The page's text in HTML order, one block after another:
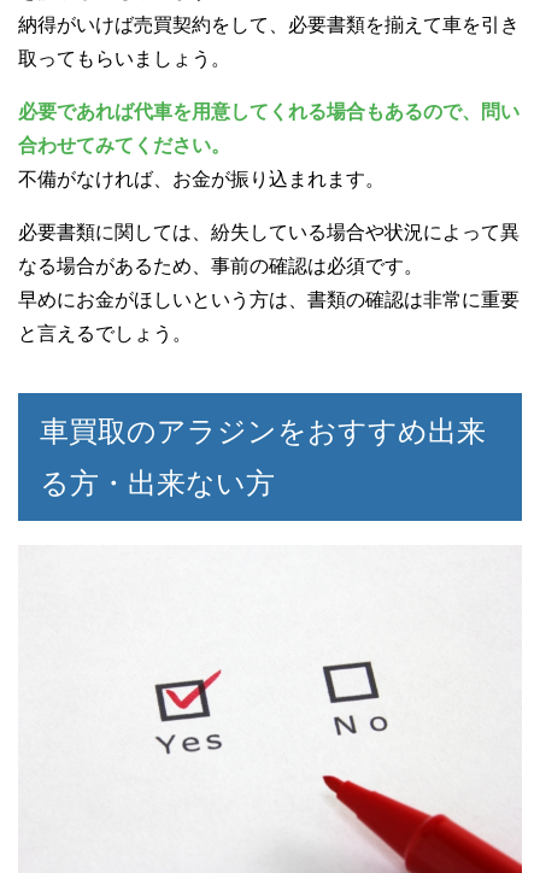
納得がいけば売買契約をして、必要書類を揃えて車を引き
取ってもらいましょう。
必要であれば代車を用意してくれる場合もあるので、問い
合わせてみてください。
不備がなければ、お金が振り込まれます。
必要書類に関しては、紛失している場合や状況によって異
なる場合があるため、事前の確認は必須です。
早めにお金がほしいという方は、書類の確認は非常に重要
と言えるでしょう。
車買取のアラジンをおすすめ出来
る方・出来ない方